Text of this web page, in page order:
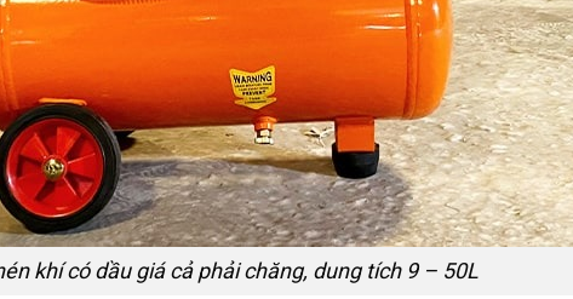
khí có dầu giá cả phải chăng, dung tích 9 – 50L